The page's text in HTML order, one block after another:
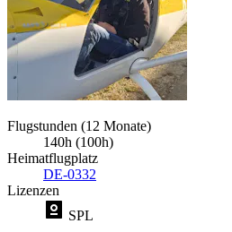
Flugstunden (12 Monate)
140h (100h)
Heimatflugplatz
DE-0332
Lizenzen
SPL